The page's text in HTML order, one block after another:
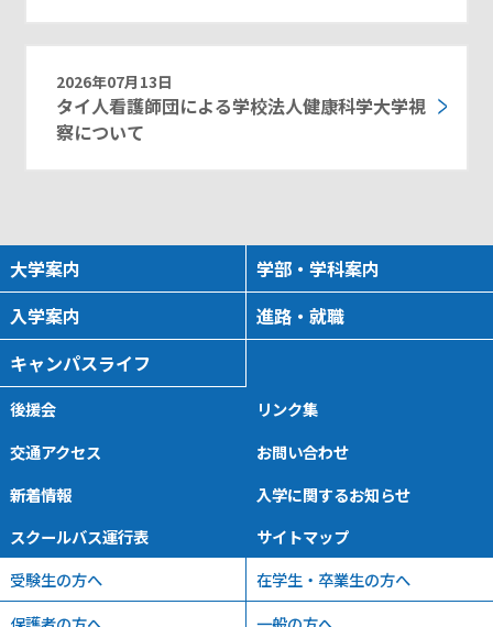
2026年07月13日
タイ人看護師団による学校法人健康科学大学視
察について
大学案内
学部・学科案内
入学案内
進路・就職
キャンパスライフ
後援会
リンク集
交通アクセス
お問い合わせ
新着情報
入学に関するお知らせ
スクールバス運行表
サイトマップ
受験生の方へ
在学生・卒業生の方へ